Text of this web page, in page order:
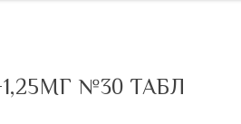
№30 ТАБЛ